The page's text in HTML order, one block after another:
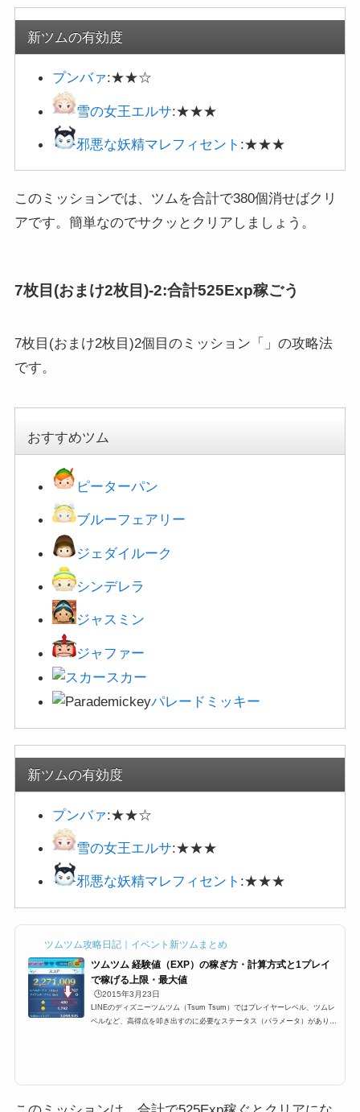
新ツムの有効度
プンバァ:★★☆
雪の女王エルサ:★★★
邪悪な妖精マレフィセント :★★★
このミッションでは、ツムを合計で380個消せばクリ
アです。簡単なのでサクッとクリアしましょう。
7枚目(おまけ2枚目)-2:合計525Exp稼ごう
7枚目(おまけ2枚目)2個目のミッション「」の攻略法
です。
おすすめツム
ピーターパン
ブルーフェアリー
ジェダイルーク
シンデレラ
ジャスミン
ジャファー
スカー
パレードミッキー
新ツムの有効度
プンバァ:★★☆
雪の女王エルサ:★★★
邪悪な妖精マレフィセント :★★★
ツムツム攻略日記｜イベント新ツムまとめ
ツムツム 経験値（EXP）の稼ぎ方・計算方式と1プレイ
で稼げる上限・最大値
🕒️2015年3月23日
LINEのディズニーツムツム（Tsum Tsum）ではプレイヤーレベル、ツムレ
ベルなど、高得点を叩き出すのに必要なステータス（パラメータ）がありま
い1プレイで経験値稼いだのかは。...